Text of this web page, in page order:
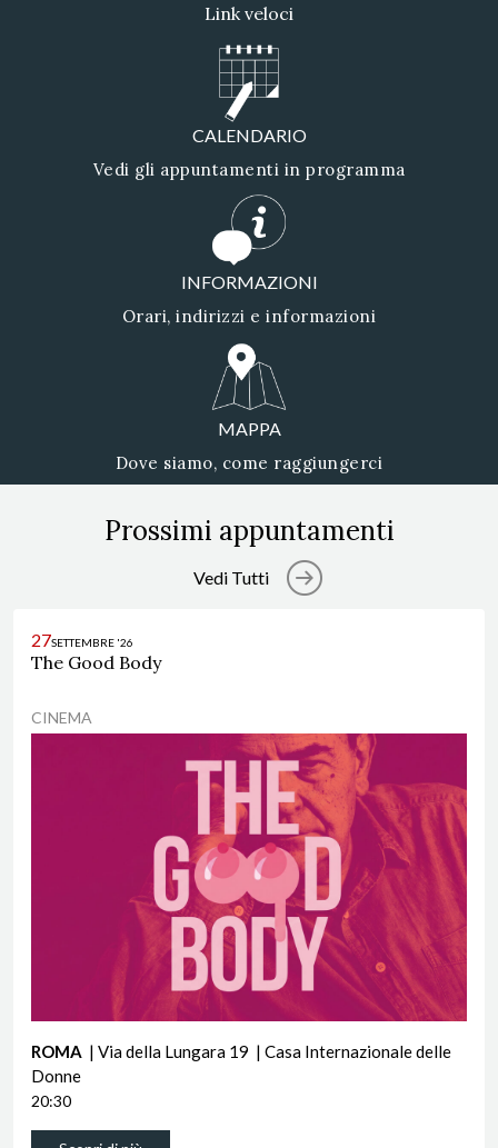
Link veloci
CALENDARIO
Vedi gli appuntamenti in programma
INFORMAZIONI
Orari, indirizzi e informazioni
MAPPA
Dove siamo, come raggiungerci
Prossimi appuntamenti
Vedi Tutti
27SETTEMBRE '26
The Good Body
CINEMA
ROMA | Via della Lungara 19 | Casa Internazionale delle
Donne
20:30